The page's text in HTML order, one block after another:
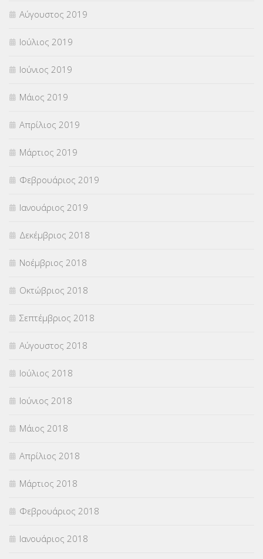
Αύγουστος 2019
Ιούλιος 2019
Ιούνιος 2019
Μάιος 2019
Απρίλιος 2019
Μάρτιος 2019
Φεβρουάριος 2019
Ιανουάριος 2019
Δεκέμβριος 2018
Νοέμβριος 2018
Οκτώβριος 2018
Σεπτέμβριος 2018
Αύγουστος 2018
Ιούλιος 2018
Ιούνιος 2018
Μάιος 2018
Απρίλιος 2018
Μάρτιος 2018
Φεβρουάριος 2018
Ιανουάριος 2018